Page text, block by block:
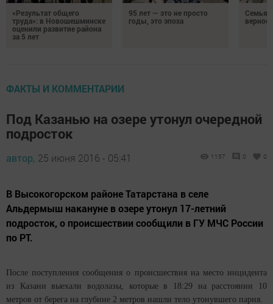
«Результат общего
труда»: в Новошешминске
оценили развитие района
за 5 лет
95 лет — это не просто
годы, это эпоха
Семья
ФАКТЫ И КОММЕНТАРИИ
Под Казанью на озере утонул очередной
подросток
автор, 25 июня 2016 - 05:41 1157 0 0
В Высокогорском районе Татарстана в селе
Альдермыш накануне в озере утонул 17-летний
подросток, о происшествии сообщили в ГУ МЧС России
по РТ.
После поступления сообщения о происшествия на место инцидента
из Казани выехали водолазы, которые в 18:29 на расстоянии 10
метров от берега на глубине 2 метров нашли тело утонувшего парня.